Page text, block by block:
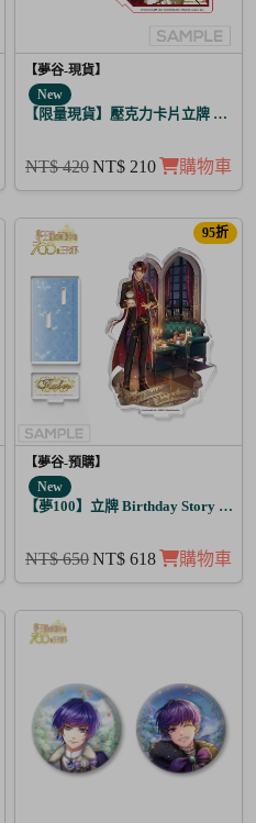
月覺
【夢谷-現貨】
New
【限量現貨】壓克力卡片立牌 傳遞
NT$ 420NT$ 210 購物車
妳施加愛的魔法 修尼
95折
【夢谷-預購】
New
【夢100】立牌 Birthday Story 路貝
NT$ 650NT$ 618 購物車